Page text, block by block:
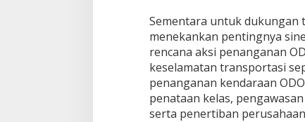
Sementara untuk dukungan
menekankan pentingnya
rencana aksi penanganan
keselamatan transportasi
penanganan kendaraan
penataan kelas,
serta penertiban